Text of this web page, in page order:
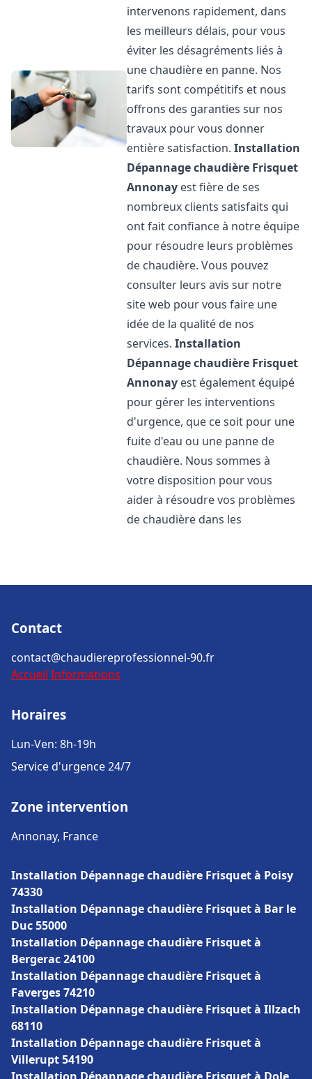
intervenons rapidement, dans
les meilleurs délais, pour vous
éviter les désagréments liés à
une chaudière en panne. Nos
tarifs sont compétitifs et nous
offrons des garanties sur nos
travaux pour vous donner
entière satisfaction.Installation
Dépannage chaudière Frisquet
Annonay est fière de ses
nombreux clients satisfaits qui
ont fait confiance à notre équipe
pour résoudre leurs problèmes
de chaudière. Vous pouvez
consulter leurs avis sur notre
site web pour vous faire une
idée de la qualité de nos
services.Installation
Dépannage chaudière Frisquet
Annonay est également équipé
pour gérer les interventions
d'urgence, que ce soit pour une
fuite d'eau ou une panne de
chaudière. Nous sommes à
votre disposition pour vous
aider à résoudre vos problèmes
de chaudière dans les
Contact
contact@chaudiereprofessionnel-90.fr
Accueil Informations
Horaires
Lun-Ven: 8h-19h
Service d'urgence 24/7
Zone intervention
Annonay, France
Installation Dépannage chaudière Frisquet à Poisy
74330
Installation Dépannage chaudière Frisquet à Bar le
Duc 55000
Installation Dépannage chaudière Frisquet à
Bergerac 24100
Installation Dépannage chaudière Frisquet à
Faverges 74210
Installation Dépannage chaudière Frisquet à Illzach
68110
Installation Dépannage chaudière Frisquet à
Villerupt 54190